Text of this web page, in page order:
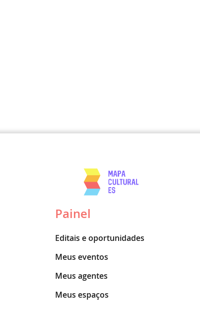
Painel
Editais e oportunidades
Meus eventos
Meus agentes
Meus espaços